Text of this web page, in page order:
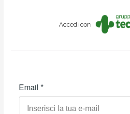
Accedi con